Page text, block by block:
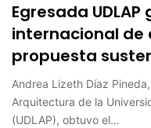
Egresada
internacional
propuesta
Andrea Lizeth Díaz
Arquitectura de la
(UDLAP), obtuvo el…